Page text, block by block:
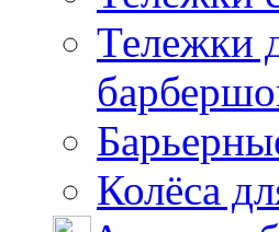
Тележки
Колёса